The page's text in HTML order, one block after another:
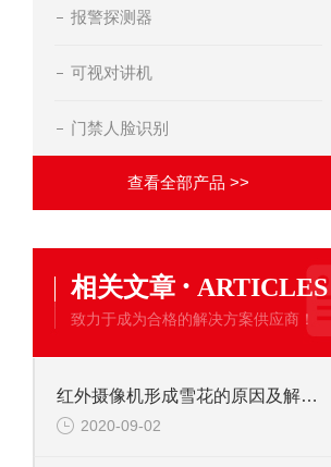
报警探测器
可视对讲机
门禁人脸识别
查看全部产品 >>
相关文章 · ARTICLES
致力于成为合格的解决方案供应商！
红外摄像机形成雪花的原因及解决办法
2020-09-02